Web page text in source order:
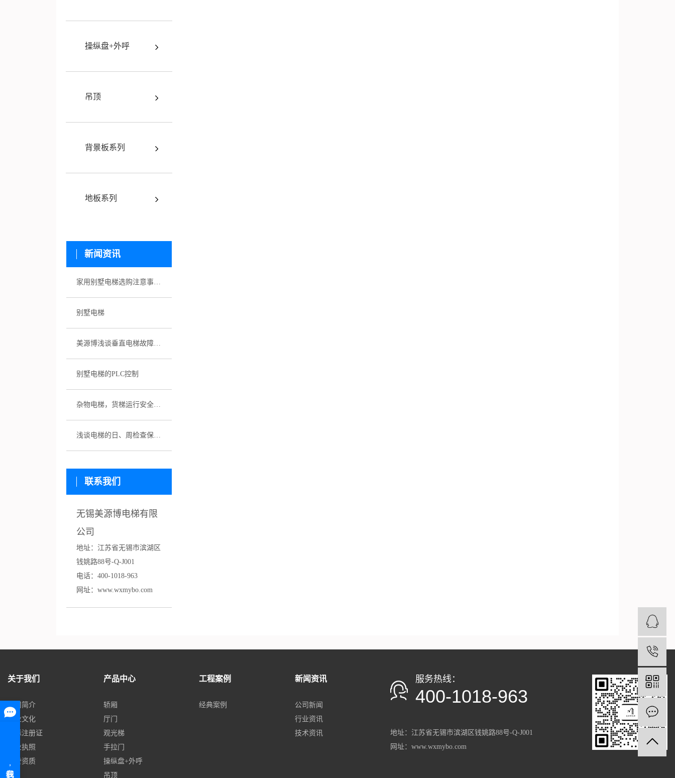
操纵盘+外呼
吊顶
背景板系列
地板系列
新闻资讯
别墅电梯
别墅电梯的PLC控制
联系我们
无锡美源博电梯有限
公司
地址： 江苏省无锡市滨湖区
钱姚路88号-Q-J001
电话： 400-1 018-963
网址：www.wxmybo.com
关于我们
公司简介
企业文化
商标注册证
营业执照
荣誉资质
产品中心
轿厢
厅门
观光梯
手拉门
操纵盘+外呼
吊顶
工程案例
经典案例
新闻资讯
公司新闻
行业资讯
技术资讯
服务热线：
400-1018-963
地址： 江苏省无锡市滨湖区钱姚路88号-Q-J001
网址：www.wxmybo.com